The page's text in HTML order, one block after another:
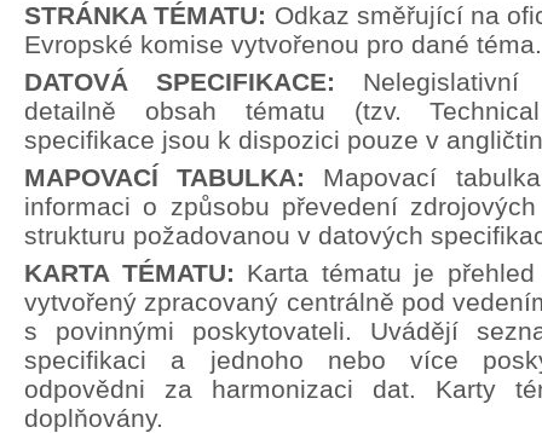
STRÁNKA TÉMATU: Odkaz směřující na
Evropské komise vytvořenou pro dané téma.
DATOVÁ SPECIFIKACE:
detailně obsah tématu (tzv.
specifikace jsou k dispozici pouze v
MAPOVACÍ TABULKA: Mapovací
informaci o způsobu převedení
strukturu požadovanou v datových
KARTA TÉMATU: Karta tématu je
vytvořený zpracovaný centrálně pod
s povinnými poskytovateli. Uvádějí
specifikaci a jednoho nebo více
odpovědni za harmonizaci dat. Karty
doplňovány.